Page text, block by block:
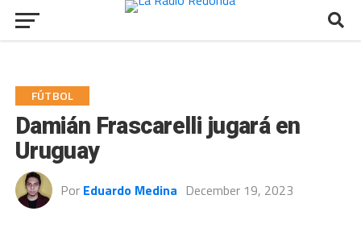
FÚTBOL
Damián Frascarelli jugará en
Uruguay
Por Eduardo Medina December 19, 2023